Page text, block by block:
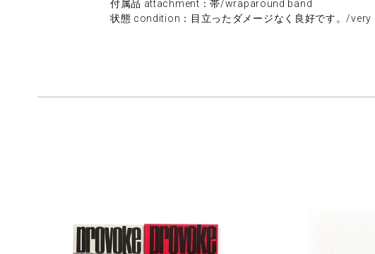
付属品 attachment：帯/wraparound band
状態 condition：目立ったダメージなく良好です。/very